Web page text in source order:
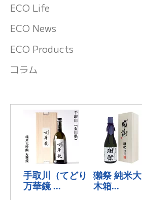
ECO Life
ECO News
ECO Products
コラム